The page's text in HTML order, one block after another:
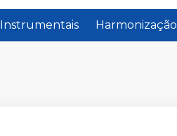
Instrumentais Harmonização